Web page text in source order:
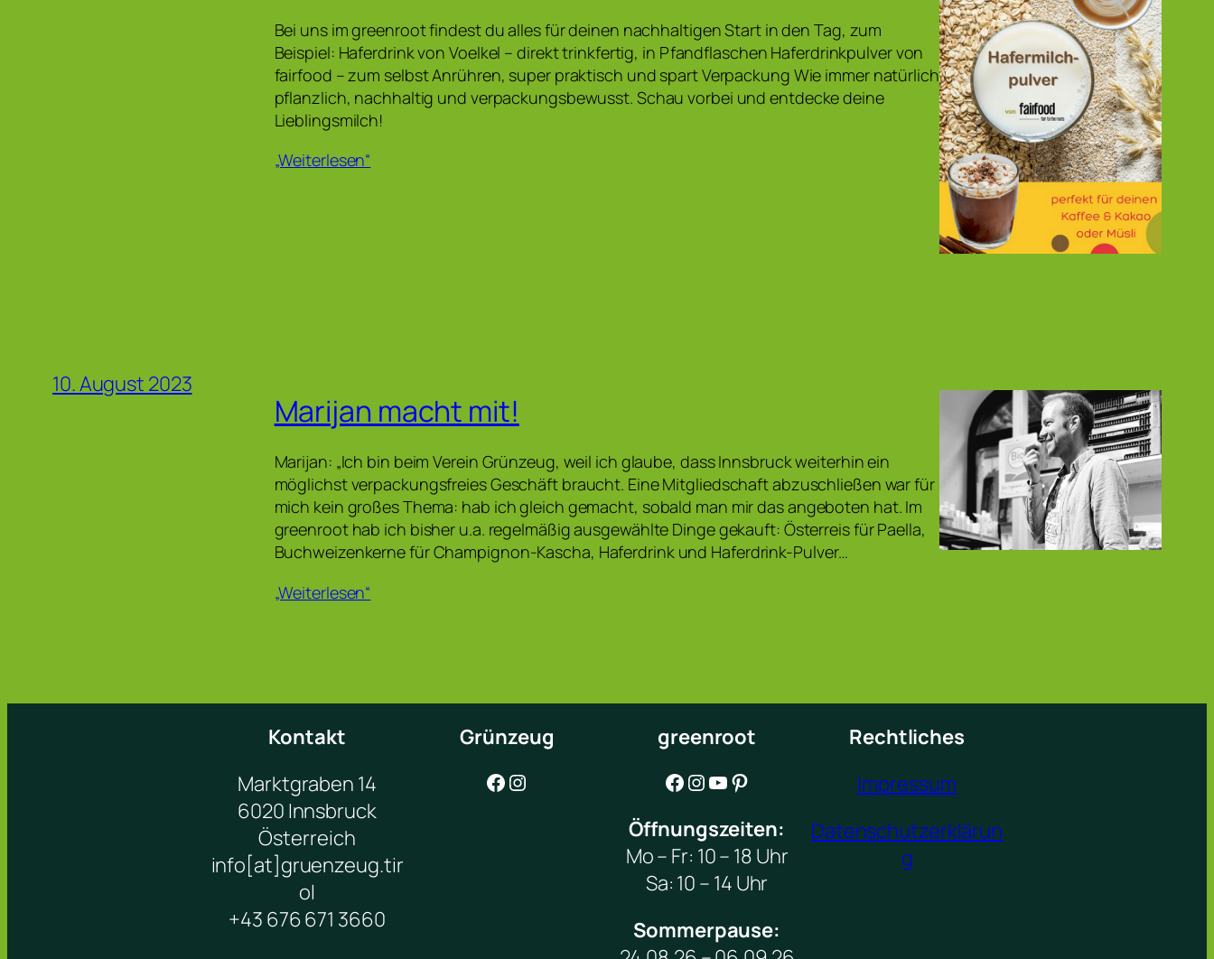
Bei uns im greenroot findest du alles für deinen nachhaltigen Start in den Tag, zum
Beispiel: Haferdrink von Voelkel – direkt trinkfertig, in Pfandflaschen Haferdrinkpulver von
fairfood – zum selbst Anrühren, super praktisch und spart Verpackung Wie immer natürlich
pflanzlich, nachhaltig und verpackungsbewusst. Schau vorbei und entdecke deine
Lieblingsmilch!
„Weiterlesen“
10. August 2023
Marijan macht mit!
Marijan: „Ich bin beim Verein Grünzeug, weil ich glaube, dass Innsbruck weiterhin ein
möglichst verpackungsfreies Geschäft braucht. Eine Mitgliedschaft abzuschließen war für
mich kein großes Thema: hab ich gleich gemacht, sobald man mir das angeboten hat. Im
greenroot hab ich bisher u.a. regelmäßig ausgewählte Dinge gekauft: Österreis für Paella,
Buchweizenkerne für Champignon-Kascha, Haferdrink und Haferdrink-Pulver…
„Weiterlesen“
Kontakt
Marktgraben 14
6020 Innsbruck
Österreich
info[at]gruenzeug.tir
ol
+43 676 671 3660
Grünzeug
Facebook Instagram
greenroot
Facebook Instagram YouTube Pinterest
Öffnungszeiten:
Mo – Fr: 10 – 18 Uhr
Sa: 10 – 14 Uhr
Sommerpause:
Rechtliches
Impressum
Datenschutzerklärun
g